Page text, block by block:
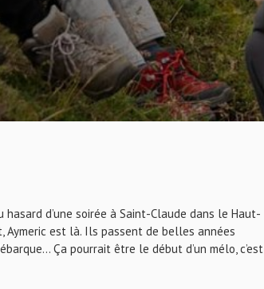
d’une soirée à Saint-Claude dans le Haut-
Aymeric est là. Ils passent de belles années
Ça pourrait être le début d’un mélo, c’est